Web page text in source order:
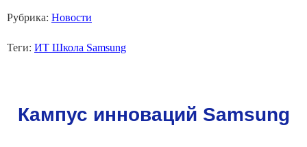
Рубрика: Новости
Теги: ИТ Школа Samsung
Кампус инноваций Samsung